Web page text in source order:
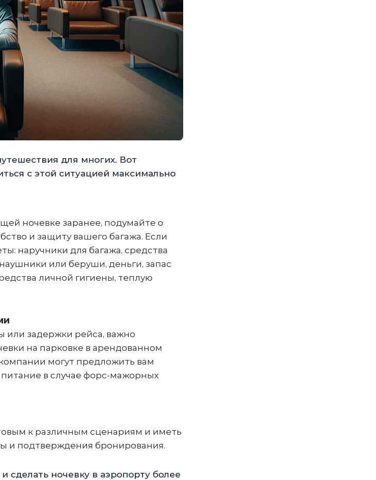
для многих. Вот
с этой ситуацией максимально
ночевке заранее, подумайте о
и защиту вашего багажа. Если
наручники для багажа, средства
или беруши, деньги, запас
личной гигиены, теплую
или задержки рейса, важно
на парковке в арендованном
могут предложить вам
в случае форс-мажорных
к различным сценариям и иметь
и подтверждения бронирования.
ночевку в аэропорту более